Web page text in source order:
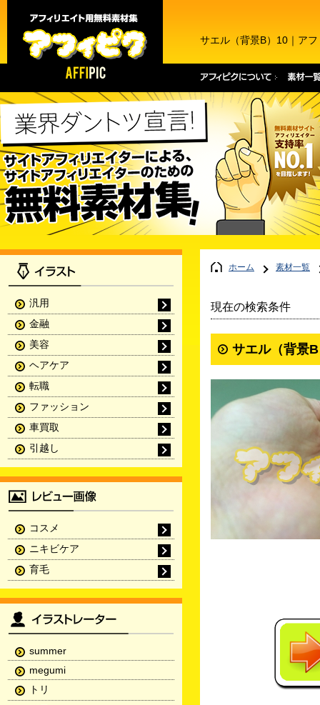
サエル（背景B）10｜ア
ホーム 素材一覧
現在の検索条件
サエル（背景
汎用
金融
美容
ヘアケア
転職
ファッション
車買取
引越し
コスメ
ニキビケア
育毛
summer
megumi
トリ